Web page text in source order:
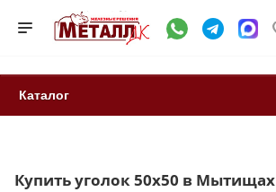
Каталог
Купить уголок 50х50 в Мытищах